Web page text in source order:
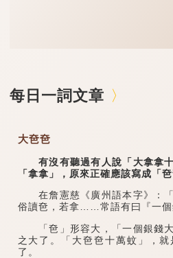
每日一詞文章
大夿夿
有沒有聽過有人說「大拿拿十
「拿拿」，原來正確應該寫成「夿
在詹憲慈《廣州語本字》：「
俗讀夿，若拿……常語有曰『一個
「夿」形容大，「一個銀錢大
之大了。「大夿夿十萬蚊」，
了。